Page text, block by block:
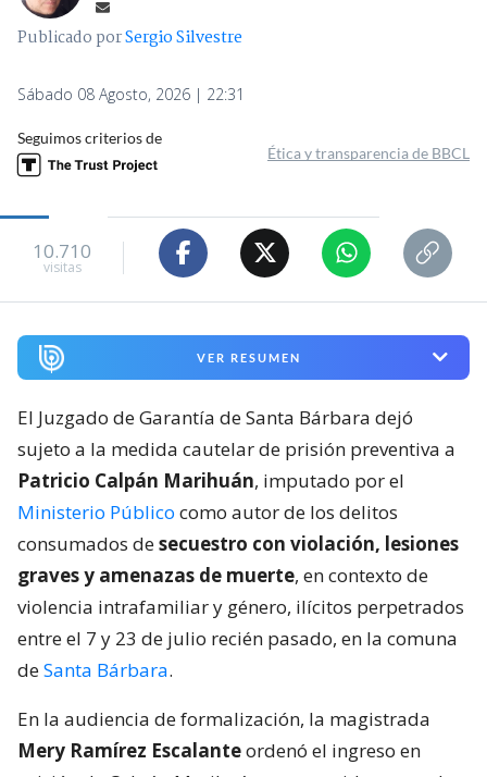
Publicado porSergio Silvestre
Sábado 08 Agosto, 2026 | 22:31
Seguimos criterios de
Ética y transparencia de BBCL
10.710
visitas
VER RESUMEN
El Juzgado de Garantía de Santa Bárbara dejó
sujeto a la medida cautelar de prisión preventiva a
Patricio Calpán Marihuán, imputado por el
Ministerio Público como autor de los delitos
consumados desecuestro con violación, lesiones
graves y amenazas de muerte, en contexto de
violencia intrafamiliar y género, ilícitos perpetrados
entre el 7 y 23 de julio recién pasado, en la comuna
deSanta Bárbara.
En la audiencia de formalización, la magistrada
Mery Ramírez Escalanteordenó el ingreso en